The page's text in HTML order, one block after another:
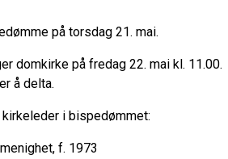
på torsdag 21. mai.
domkirke på fredag 22. mai kl. 11.00.
å delta.
i bispedømmet:
f. 1973